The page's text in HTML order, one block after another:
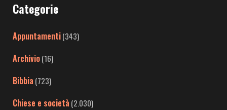
Categorie
Appuntamenti(343)
Archivio(16)
Bibbia (723)
Chiese e società (2.030)